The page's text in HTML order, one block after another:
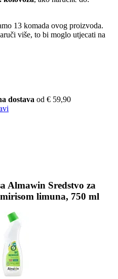
13 komada ovog proizvoda.
više, to bi moglo utjecati na
dostava od € 59,90
Almawin Sredstvo za
limuna, 750 ml